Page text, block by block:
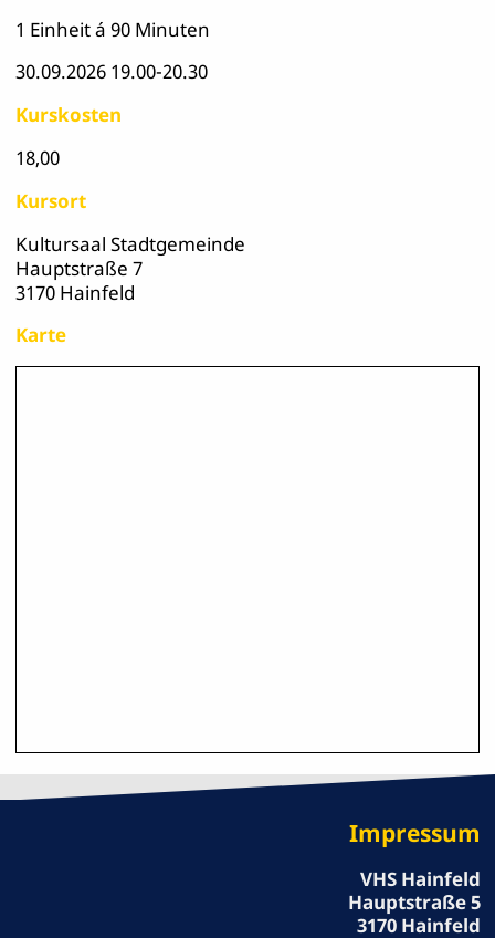
1 Einheit á 90 Minuten
30.09.2026 19.00-20.30
Kurskosten
18,00
Kursort
Kultursaal Stadtgemeinde
Hauptstraße 7
3170 Hainfeld
Karte
Impressum
VHS Hainfeld
Hauptstraße 5
3170 Hainfeld